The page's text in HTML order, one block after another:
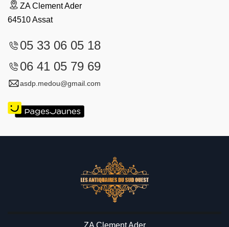
ZA Clement Ader
64510 Assat
05 33 06 05 18
06 41 05 79 69
asdp.medou@gmail.com